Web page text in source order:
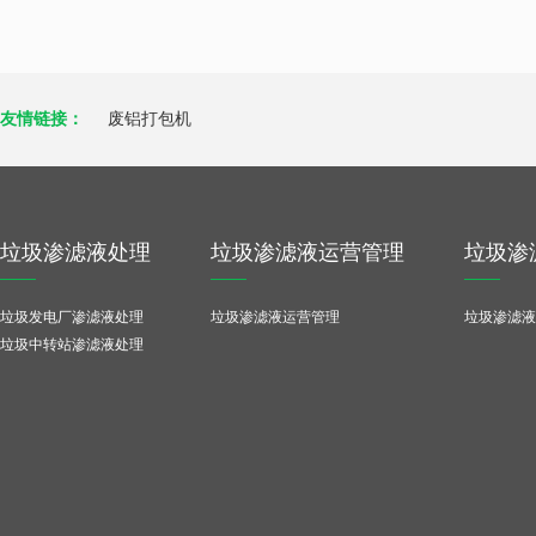
友情链接： 废铝打包机
垃圾渗滤液处理
垃圾发电厂渗滤液处理
垃圾中转站渗滤液处理
垃圾渗滤液运营管理
垃圾渗滤液运营管理
垃圾渗
垃圾渗滤